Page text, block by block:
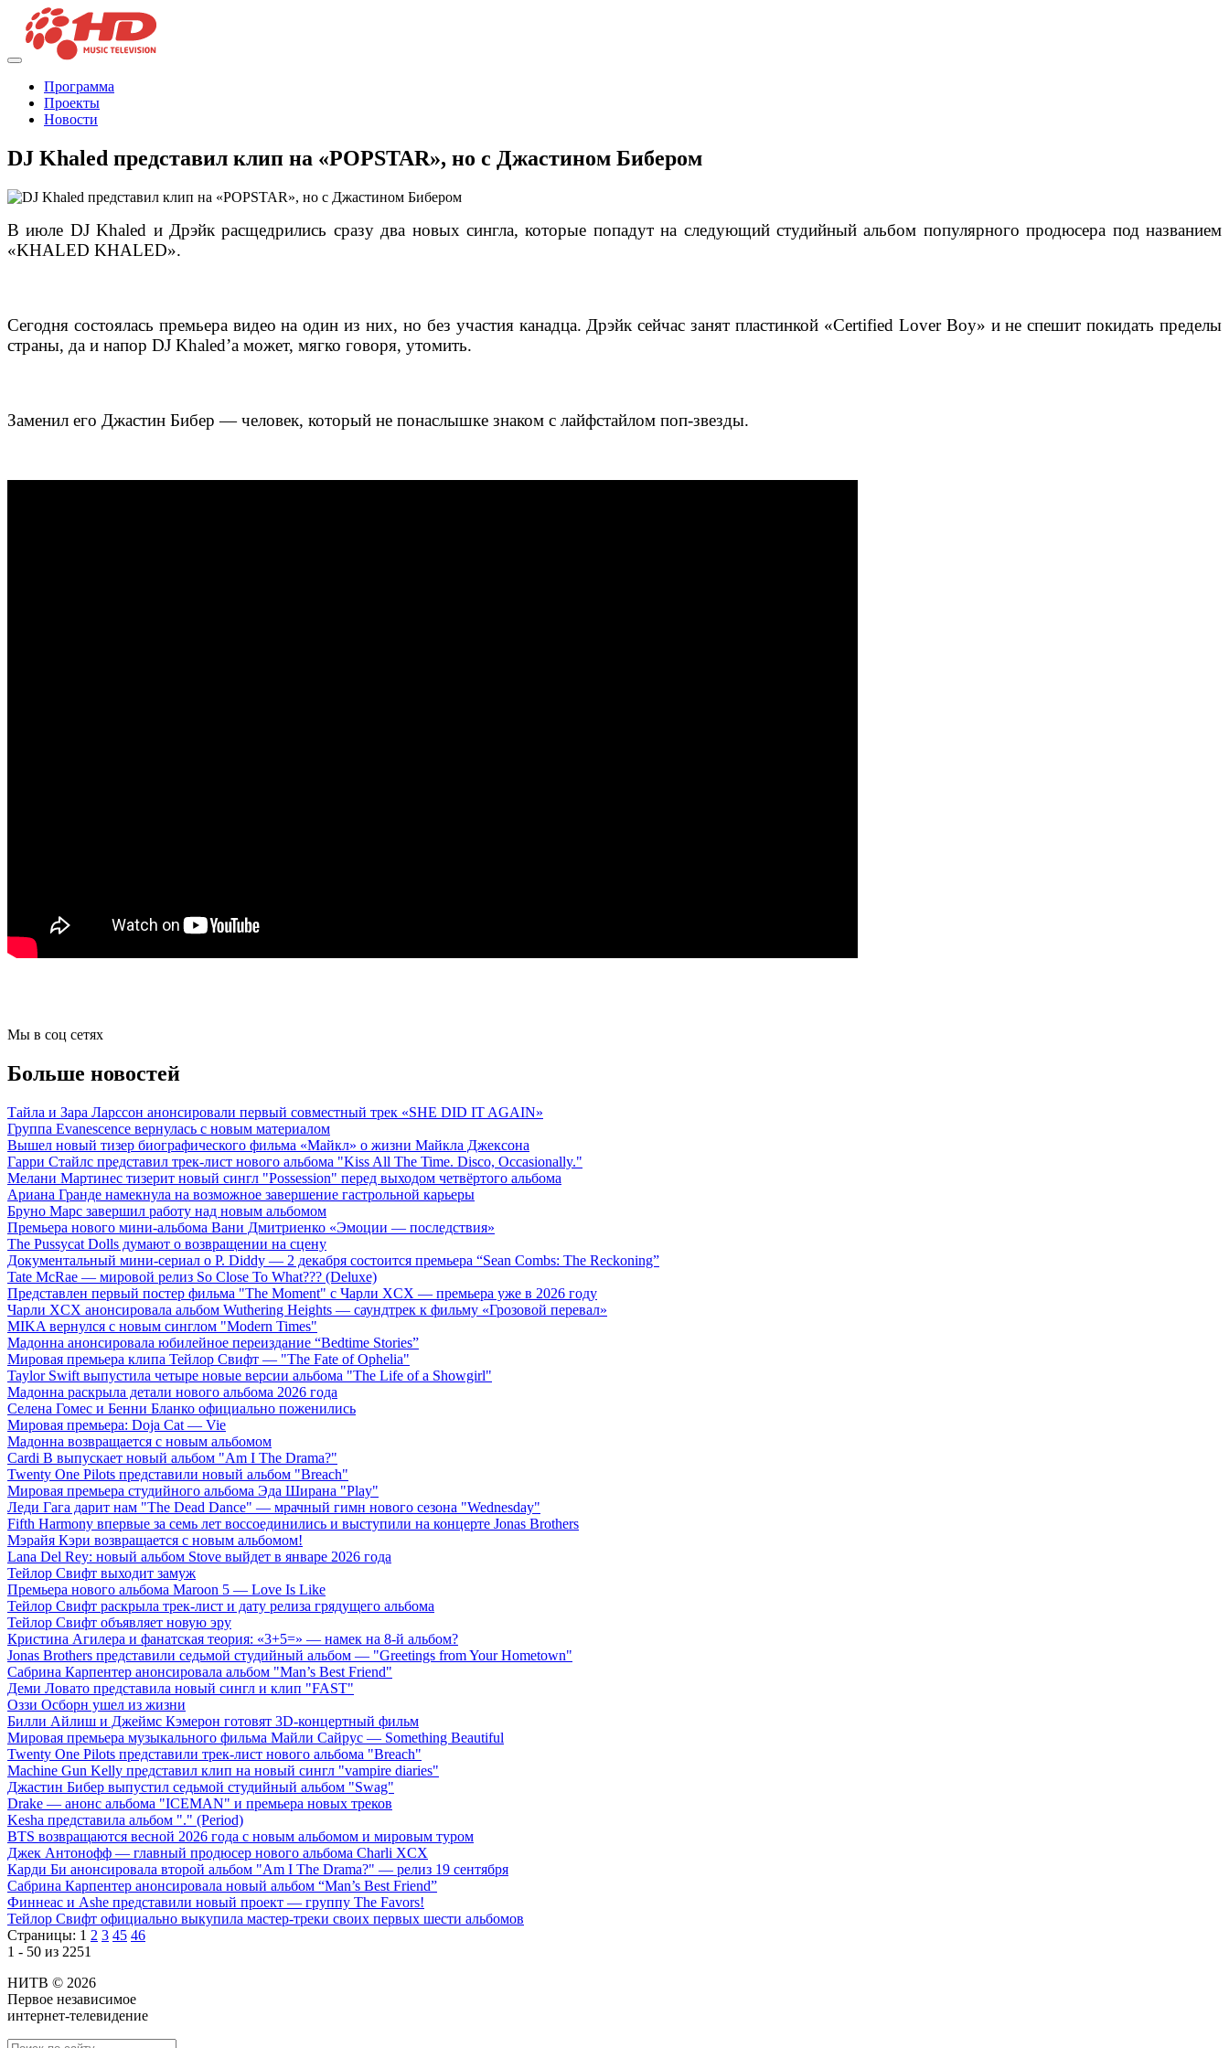
Программа
Проекты
Новости
DJ Khaled представил клип на «POPSTAR», но с Джастином Бибером
В июле DJ Khaled и Дрэйк расщедрились сразу два новых сингла, которые попадут на следующий студийный альбом популярного продюсера под названием
«KHALED KHALED».
Сегодня состоялась премьера видео на один из них, но без участия канадца. Дрэйк сейчас занят пластинкой «Certified Lover Boy» и не спешит покидать пределы
страны, да и напор DJ Khaled’а может, мягко говоря, утомить.
Заменил его Джастин Бибер — человек, который не понаслышке знаком с лайфстайлом поп-звезды.
Мы в соц сетях
Больше новостей
Тайла и Зара Ларссон анонсировали первый совместный трек «SHE DID IT AGAIN»
Группа Evanescence вернулась с новым материалом
Вышел новый тизер биографического фильма «Майкл» о жизни Майкла Джексона
Гарри Стайлс представил трек-лист нового альбома "Kiss All The Time. Disco, Occasionally."
Мелани Мартинес тизерит новый сингл "Possession" перед выходом четвёртого альбома
Ариана Гранде намекнула на возможное завершение гастрольной карьеры
Бруно Марс завершил работу над новым альбомом
Премьера нового мини-альбома Вани Дмитриенко «Эмоции — последствия»
The Pussycat Dolls думают о возвращении на сцену
Документальный мини-сериал о P. Diddy — 2 декабря состоится премьера “Sean Combs: The Reckoning”
Tate McRae — мировой релиз So Close To What??? (Deluxe)
Представлен первый постер фильма "The Moment" с Чарли XCX — премьера уже в 2026 году
Чарли XCX анонсировала альбом Wuthering Heights — саундтрек к фильму «Грозовой перевал»
MIKA вернулся с новым синглом "Modern Times"
Мадонна анонсировала юбилейное переиздание “Bedtime Stories”
Мировая премьера клипа Тейлор Свифт — "The Fate of Ophelia"
Taylor Swift выпустила четыре новые версии альбома "The Life of a Showgirl"
Мадонна раскрыла детали нового альбома 2026 года
Селена Гомес и Бенни Бланко официально поженились
Мировая премьера: Doja Cat — Vie
Мадонна возвращается с новым альбомом
Cardi B выпускает новый альбом "Am I The Drama?"
Twenty One Pilots представили новый альбом "Breach"
Мировая премьера студийного альбома Эда Ширана "Play"
Леди Гага дарит нам "The Dead Dance" — мрачный гимн нового сезона "Wednesday"
Fifth Harmony впервые за семь лет воссоединились и выступили на концерте Jonas Brothers
Мэрайя Кэри возвращается с новым альбомом!
Lana Del Rey: новый альбом Stove выйдет в январе 2026 года
Тейлор Свифт выходит замуж
Премьера нового альбома Maroon 5 — Love Is Like
Тейлор Свифт раскрыла трек-лист и дату релиза грядущего альбома
Тейлор Свифт объявляет новую эру
Кристина Агилера и фанатская теория: «3+5=» — намек на 8-й альбом?
Jonas Brothers представили седьмой студийный альбом — "Greetings from Your Hometown"
Сабрина Карпентер анонсировала альбом "Man’s Best Friend"
Деми Ловато представила новый сингл и клип "FAST"
Оззи Осборн ушел из жизни
Билли Айлиш и Джеймс Кэмерон готовят 3D-концертный фильм
Мировая премьера музыкального фильма Майли Сайрус — Something Beautiful
Twenty One Pilots представили трек-лист нового альбома "Breach"
Machine Gun Kelly представил клип на новый сингл "vampire diaries"
Джастин Бибер выпустил седьмой студийный альбом "Swag"
Drake — анонс альбома "ICEMAN" и премьера новых треков
Kesha представила альбом "." (Period)
BTS возвращаются весной 2026 года с новым альбомом и мировым туром
Джек Антонофф — главный продюсер нового альбома Charli XCX
Карди Би анонсировала второй альбом "Am I The Drama?" — релиз 19 сентября
Сабрина Карпентер анонсировала новый альбом “Man’s Best Friend”
Финнеас и Ashe представили новый проект — группу The Favors!
Тейлор Свифт официально выкупила мастер-треки своих первых шести альбомов
Страницы: 1 2 3 45 46
1 - 50 из 2251
НИТВ © 2026
Первое независимое
интернет-телевидение